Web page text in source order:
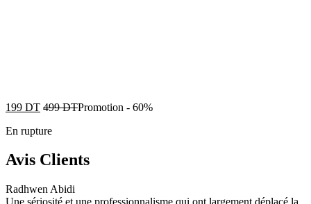
199 DT 499DTPromotion - 60%
En rupture
Avis Clients
Radhwen Abidi